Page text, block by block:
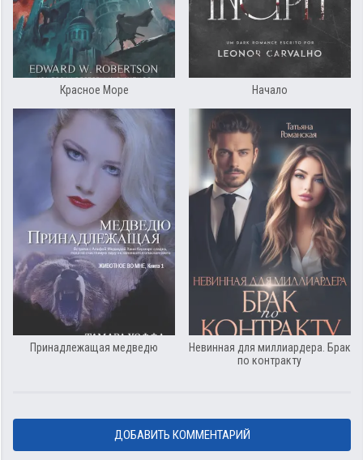
Красное Море Начало
Принадлежащая медведю
Невинная для миллиардера. Брак
по контракту
ДОБАВИТЬ КОММЕНТАРИЙ